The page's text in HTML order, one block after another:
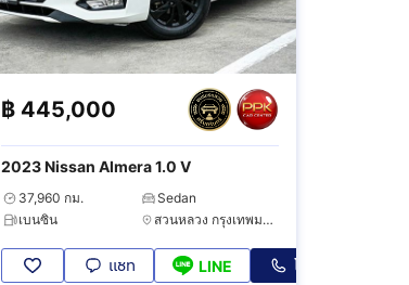
฿ 445,000
2023 Nissan Almera 1.0 V
37,960 กม.
Sedan
เบนซิน
สวนหลวง กรุงเทพมหานคร
แชท LINE โทร